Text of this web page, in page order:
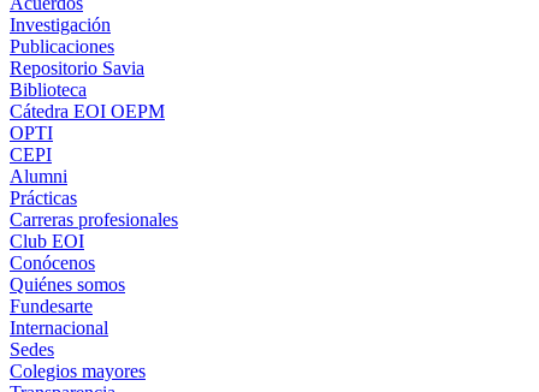
Investigación
Publicaciones
Repositorio Savia
Biblioteca
Cátedra EOI OEPM
OPTI
CEPI
Alumni
Prácticas
Carreras profesionales
Club EOI
Conócenos
Quiénes somos
Fundesarte
Internacional
Sedes
Colegios mayores